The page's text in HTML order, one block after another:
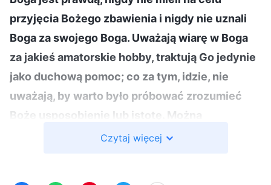
przyjęcia Bożego zbawienia i nigdy nie uznali
Boga za swojego Boga. Uważają wiarę w Boga
za jakieś amatorskie hobby, traktują Go jedynie
jako duchową pomoc; co za tym, idzie, nie
uważają, by warto było próbować zrozumieć
Boże usposobienie lub istotę. Można
powiedzieć, że wszystko to, co wiąże się z
Czytaj więcej